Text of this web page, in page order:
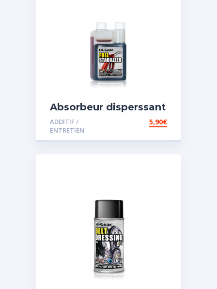
Absorbeur disperssant
d’eau pour carburant
ADDITIF /
ENTRETIEN
5,90€